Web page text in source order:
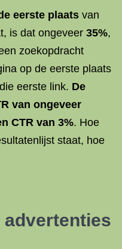
eerste plaats van
is dat ongeveer 35%,
zoekopdracht
op de eerste plaats
eerste link. De
van ongeveer
CTR van 3%. Hoe
staat, hoe
advertenties